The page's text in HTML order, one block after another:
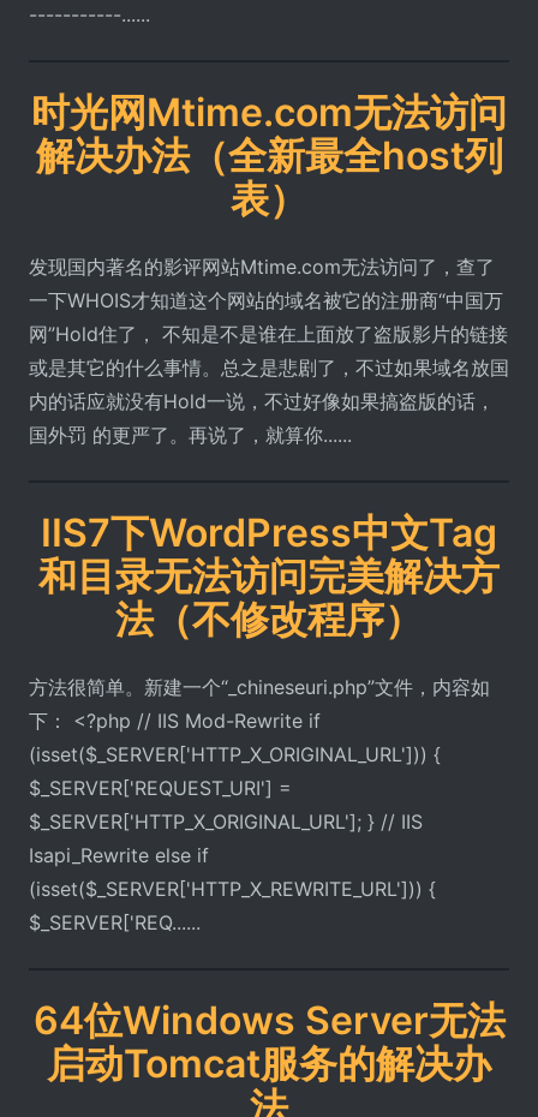
-----------......
时光网Mtime.com无法访问
解决办法（全新最全host列
表）
发现国内著名的影评网站Mtime.com无法访问了，查了
一下WHOIS才知道这个网站的域名被它的注册商“中国万
网”Hold住了， 不知是不是谁在上面放了盗版影片的链接
或是其它的什么事情。总之是悲剧了，不过如果域名放国
内的话应就没有Hold一说，不过好像如果搞盗版的话，
国外罚 的更严了。再说了，就算你......
IIS7下WordPress中文Tag
和目录无法访问完美解决方
法（不修改程序）
方法很简单。新建一个“_chineseuri.php”文件，内容如
下： <?php // IIS Mod-Rewrite if
(isset($_SERVER['HTTP_X_ORIGINAL_URL'])) {
$_SERVER['REQUEST_URI'] =
$_SERVER['HTTP_X_ORIGINAL_URL']; } // IIS
Isapi_Rewrite else if
(isset($_SERVER['HTTP_X_REWRITE_URL'])) {
$_SERVER['REQ......
64位Windows Server无法
启动Tomcat服务的解决办
法